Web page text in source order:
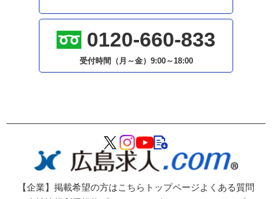
0120-660-833
受付時間（月～金） 9:00～18:00
【企業】掲載希望の方はこちら トップページよくある質問